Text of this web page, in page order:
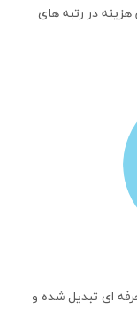
در رتبه های
ای تبدیل شده و